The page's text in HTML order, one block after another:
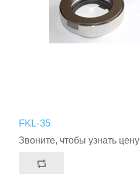
FKL-35
Звоните, чтобы узнать цену